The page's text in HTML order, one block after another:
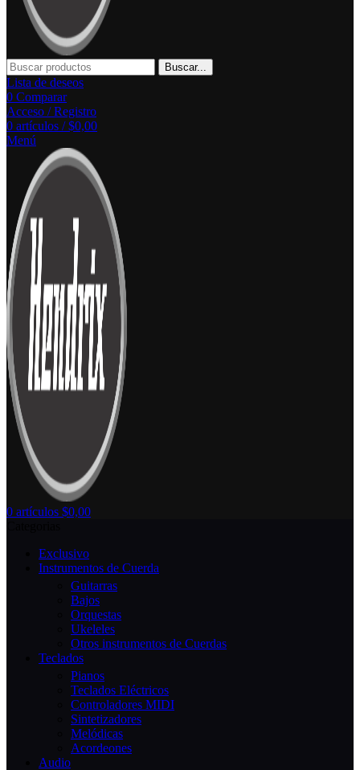
Buscar...
Lista de deseos
0 Comparar
Acceso / Registro
0 artículos / $0,00
Menú
0 artículos $0,00
Exclusivo
Instrumentos de Cuerda
Guitarras
Bajos
Orquestas
Ukeleles
Otros instrumentos de Cuerdas
Teclados
Pianos
Teclados Eléctricos
Controladores MIDI
Sintetizadores
Melódicas
Acordeones
Audio